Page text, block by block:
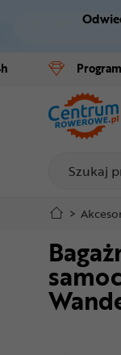
Program
Rowery
E-bike
Części
Akcesoria
Odzież
Kaski
Buty
>